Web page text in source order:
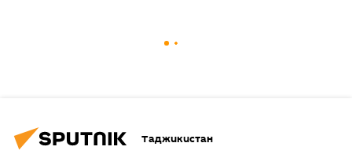
Таджикистан